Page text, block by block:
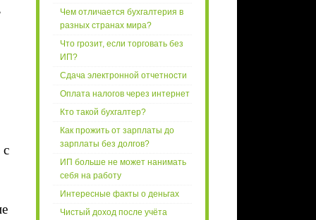
с
Чем отличается бухгалтерия в
разных странах мира?
Что грозит, если торговать без
ИП?
Сдача электронной отчетности
Оплата налогов через интернет
Кто такой бухгалтер?
Как прожить от зарплаты до
зарплаты без долгов?
ИП больше не может нанимать
себя на работу
Интересные факты о деньгах
Чистый доход после учёта